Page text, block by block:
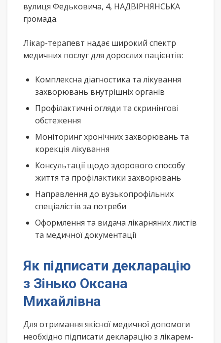
вулиця Федьковича, 4, НАДВІРНЯНСЬКА
громада.
Лікар-терапевт надає широкий спектр
медичних послуг для дорослих пацієнтів:
Комплексна діагностика та лікування
захворювань внутрішніх органів
Профілактичні огляди та скринінгові
обстеження
Моніторинг хронічних захворювань та
корекція лікування
Консультації щодо здорового способу
життя та профілактики захворювань
Направлення до вузькопрофільних
спеціалістів за потреби
Оформлення та видача лікарняних листів
та медичної документації
Як підписати декларацію
з Зінько Оксана
Михайлівна
Для отримання якісної медичної допомоги
необхідно підписати декларацію з лікарем-